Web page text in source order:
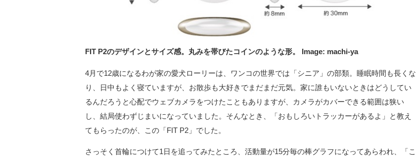
FIT P2のデザインとサイズ感。丸みを帯びたコインのような形。 Image: machi-ya
4月で12歳になるわが家の愛犬ローリーは、ワンコの世界では「シニア」の部類。睡眠時間も長くな
り、日中もよく寝ていますが、お散歩も大好きでまだまだ元気。家に誰もいないときはどうしてい
るんだろうと心配でウェブカメラをつけたこともありますが、カメラがカバーできる範囲は狭い
し、結局使わずじまいになっていました。そんなとき、「おもしろいトラッカーがあるよ」と教え
てもらったのが、この「FIT P2」でした。
さっそく首輪につけて1日を追ってみたところ、活動量が15分毎の棒グラフになってあらわれ、「こ